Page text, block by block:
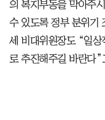
의 복지부동을 막아주
수 있도록 정부 분위기
세 비대위원장도 “일상
로 추진해주길 바란다”